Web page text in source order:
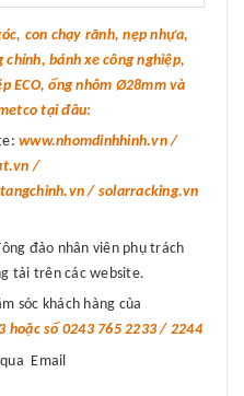
con chạy rãnh, nẹp nhựa,
bánh xe công nghiệp,
ECO, ống nhôm Ø28mm và
tại đâu:
www.nhomdinhhinh.vn /
/
/ solarracking.vn
đảo nhân viên phụ trách
tải trên các website.
sóc khách hàng của
hoặc số 0243 765 2233 / 2244
Email